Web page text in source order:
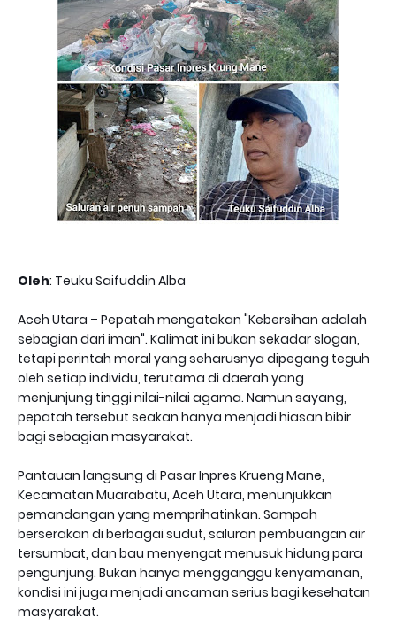
Oleh: Teuku Saifuddin Alba
Aceh Utara – Pepatah mengatakan "Kebersihan adalah
sebagian dari iman". Kalimat ini bukan sekadar slogan,
tetapi perintah moral yang seharusnya dipegang teguh
oleh setiap individu, terutama di daerah yang
menjunjung tinggi nilai-nilai agama. Namun sayang,
pepatah tersebut seakan hanya menjadi hiasan bibir
bagi sebagian masyarakat.
Pantauan langsung di Pasar Inpres Krueng Mane,
Kecamatan Muarabatu, Aceh Utara, menunjukkan
pemandangan yang memprihatinkan. Sampah
berserakan di berbagai sudut, saluran pembuangan air
tersumbat, dan bau menyengat menusuk hidung para
pengunjung. Bukan hanya mengganggu kenyamanan,
kondisi ini juga menjadi ancaman serius bagi kesehatan
masyarakat.